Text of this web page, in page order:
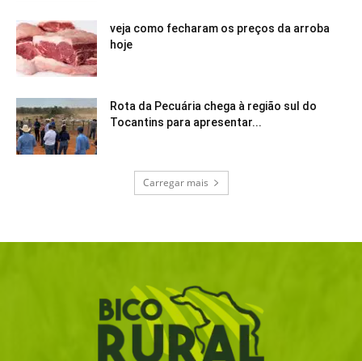
veja como fecharam os preços da arroba
hoje
Rota da Pecuária chega à região sul do
Tocantins para apresentar...
Carregar mais